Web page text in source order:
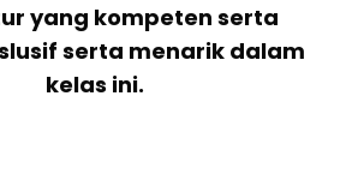
yang kompeten serta
serta menarik dalam
kelas ini.